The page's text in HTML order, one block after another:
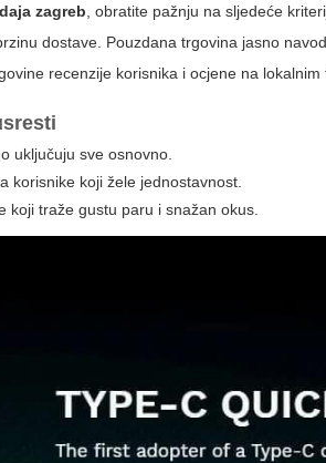
zagreb , obratite pažnju na sljedeće
dostave. Pouzdana trgovina jasno
recenzije korisnika i ocjene na
uključuju sve osnovno.
korisnike koji žele jednostavnost.
traže gustu paru i snažan okus.